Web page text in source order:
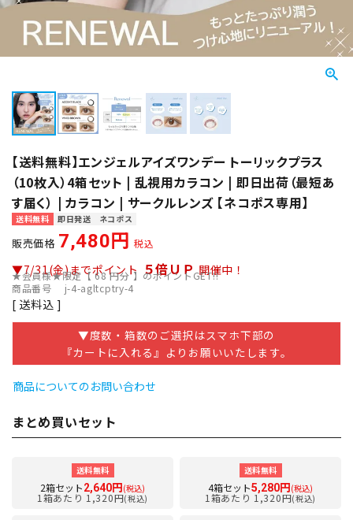
【送料無料】エンジェルアイズワンデー トーリックプラス
（10枚入）4箱セット | 乱視用カラコン | 即日出荷（最短あ
す届く） | カラコン | サークルレンズ 【ネコポス専用】
送料無料 即日発送 ネコポス
販売価格 7,480 税込
▼7/31(金)までポイント ５倍ＵＰ開催中！
★会員様★限定【 68 円分 】のポイントGET!!
商品番号
j-4-agltcptry-4
送料込
▼度数・箱数のご選択はスマホ下部の
『カートに入れる』よりお願いいたします。
商品についてのお問い合わせ
まとめ買いセット
送料無料
2箱セット2,640円 (税込)
1箱あたり 1,320円(税込)
送料無料
4箱セット5,280円 (税込)
1箱あたり 1,320円(税込)